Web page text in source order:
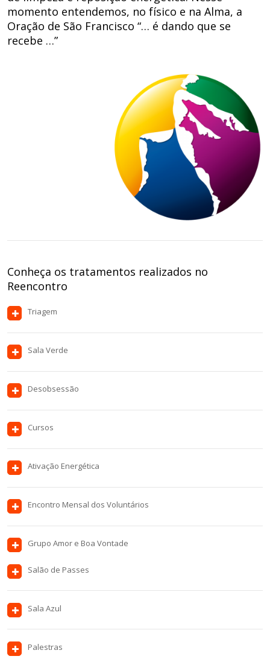
momento entendemos, no físico e na Alma, a
Oração de São Francisco “… é dando que se
recebe …”
Conheça os tratamentos realizados no
Reencontro
Triagem
Sala Verde
Desobsessão
Cursos
Ativação Energética
Encontro Mensal dos Voluntários
Grupo Amor e Boa Vontade
Salão de Passes
Sala Azul
Palestras